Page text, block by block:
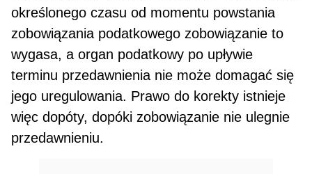
określo­nego czasu od momentu powstania
zobowiązania podatkowego zobowiązanie to
wygasa, a organ po­datkowy po upływie
terminu przedawnienia nie może domagać się
jego uregulowania. Prawo do korekty istnieje
więc dopóty, dopóki zobowiązanie nie ulegnie
przedawnieniu.